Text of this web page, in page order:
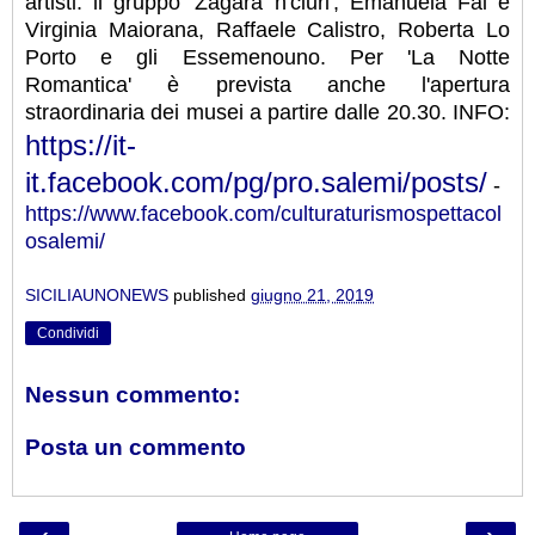
Virginia Maiorana, Raffaele Calistro, Roberta Lo
Porto e gli Essemenouno. Per 'La Notte
Romantica' è prevista anche l'apertura
straordinaria dei musei a partire dalle 20.30. INFO:
https://it-
it.facebook.com/pg/pro.salemi/posts/ -
https://www.facebook.com/culturaturismospettacol
osalemi/
SICILIAUNONEWS published giugno 21, 2019
Condividi
Nessun commento:
Posta un commento